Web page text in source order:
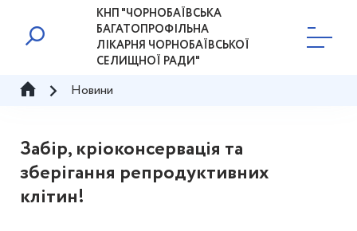
КНП "ЧОРНОБАЇВСЬКА
БАГАТОПРОФІЛЬНА
ЛІКАРНЯ ЧОРНОБАЇВСЬКОЇ
СЕЛИЩНОЇ РАДИ"
Новини
Забір, кріоконсервація та
зберігання репродуктивних
клітин!